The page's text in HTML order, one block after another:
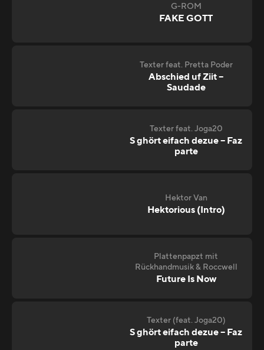
G-ROM
FAKE GOTT
Texter feat. Pretta Poder
Abschied uf Ziit –
Saudade
Texter feat. Joga20
S ghört eifach dezue – Faz
parte
Hektor Van
Hektorious (Intro)
Plattenpapzt mit
Rückhandmusik & Roccwell
Future Is Now
Texter (feat. Joga20)
S ghört eifach dezue – Faz
parte